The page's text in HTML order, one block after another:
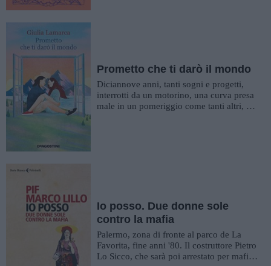
Prometto che ti darò il mondo
Diciannove anni, tanti sogni e progetti,
interrotti da un motorino, una curva presa
male in un pomeriggio come tanti altri, un
Io posso. Due donne sole
contro la mafia
Palermo, zona di fronte al parco de La
Favorita, fine anni '80. Il costruttore Pietro
Lo Sicco, che sarà poi arrestato per mafia,